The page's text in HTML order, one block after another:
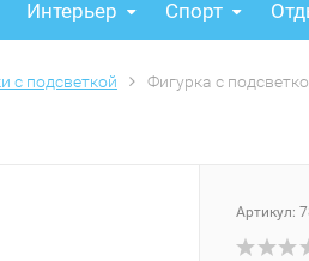
Интерьер Спорт
с подсветкой Фигурка с
Артикул: